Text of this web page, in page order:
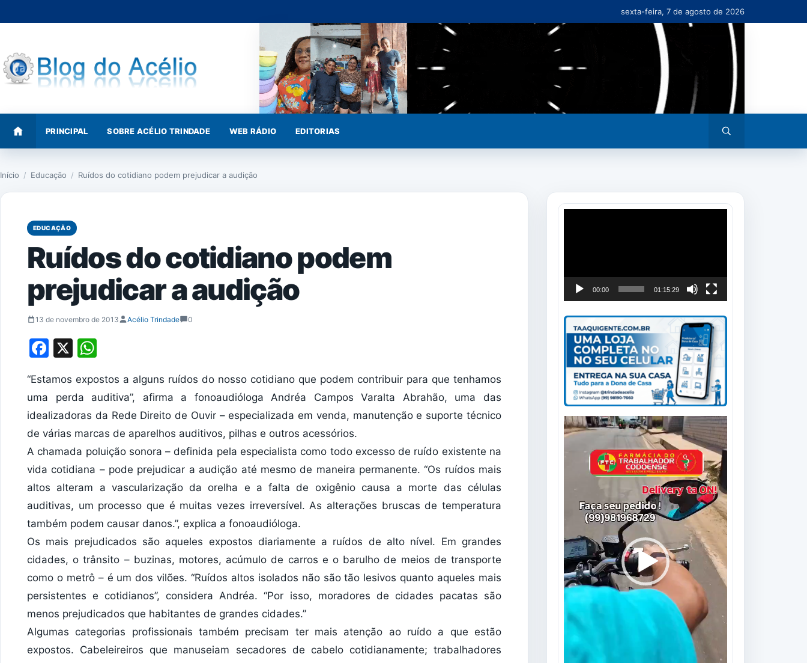
para
conteúdo
sexta-feira, 7 de agosto de 2026
PRINCIPAL SOBRE ACÉLIO TRINDADE WEB RÁDIO EDITORIAS
busca
Início / Educação / Ruídos do cotidiano podem prejudicar a audição
EDUCAÇÃO
Ruídos do cotidiano podem
prejudicar a audição
13 de novembro de 2013 Acélio Trindade 0
Facebook
X
“Estamos expostos a alguns ruídos do nosso cotidiano que podem contribuir para que tenhamos
uma perda auditiva”, afirma a fonoaudióloga Andréa Campos Varalta Abrahão, uma das
idealizadoras da Rede Direito de Ouvir – especializada em venda, manutenção e suporte técnico
de várias marcas de aparelhos auditivos, pilhas e outros acessórios.
A chamada poluição sonora – definida pela especialista como todo excesso de ruído existente na
vida cotidiana – pode prejudicar a audição até mesmo de maneira permanente. “Os ruídos mais
altos alteram a vascularização da orelha e a falta de oxigênio causa a morte das células
auditivas, um processo que é muitas vezes irreversível. As alterações bruscas de temperatura
também podem causar danos.”, explica a fonoaudióloga.
Os mais prejudicados são aqueles expostos diariamente a ruídos de alto nível. Em grandes
cidades, o trânsito – buzinas, motores, acúmulo de carros e o barulho de meios de transporte
como o metrô – é um dos vilões. “Ruídos altos isolados não são tão lesivos quanto aqueles mais
persistentes e cotidianos”, considera Andréa. “Por isso, moradores de cidades pacatas são
menos prejudicados que habitantes de grandes cidades.”
Algumas categorias profissionais também precisam ter mais atenção ao ruído a que estão
expostos. Cabeleireiros que manuseiam secadores de cabelo cotidianamente; trabalhadores
00:00 01:15:29
Tocador
de
vídeo